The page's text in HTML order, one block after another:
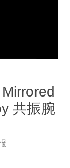
共振腕